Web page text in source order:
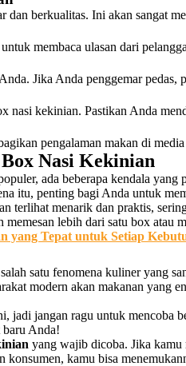
dan berkualitas. Ini akan sangat
membaca ulasan dari
Jika Anda penggemar pedas,
nasi kekinian. Pastikan Anda
pengalaman makan di
Nasi Kekinian
ada beberapa kendala
itu, penting bagi Anda untuk
terlihat menarik dan praktis,
memesan lebih dari satu box atau
yang Tepat untuk Setiap
satu fenomena kuliner yang
modern akan makanan yang
jadi jangan ragu untuk mencoba
baru Anda!
yang wajib dicoba. Jika kamu
konsumen, kamu bisa